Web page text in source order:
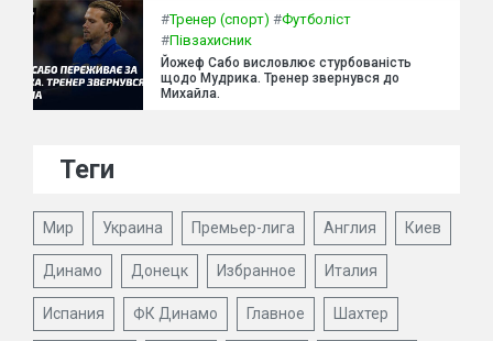
#Тренер (спорт) #Футболіст
#Півзахисник
Йожеф Сабо висловлює стурбованість
щодо Мудрика. Тренер звернувся до
Михайла.
Теги
Мир Украина Премьер-лига Англия Киев
Динамо Донецк Избранное Италия
Испания ФК Динамо Главное Шахтер